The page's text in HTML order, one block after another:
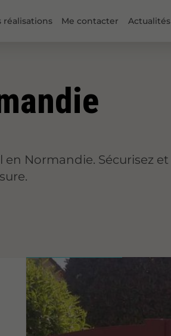
réalisations Me contacter Actualités
en Normandie. Sécurisez et